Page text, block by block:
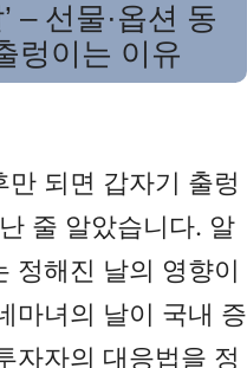
– 선물·옵션 동
렁이는 이유
되면 갑자기 출렁
줄 알았습니다. 알
정해진 날의 영향이
마녀의 날이 국내 증
자자의 대응법을 정